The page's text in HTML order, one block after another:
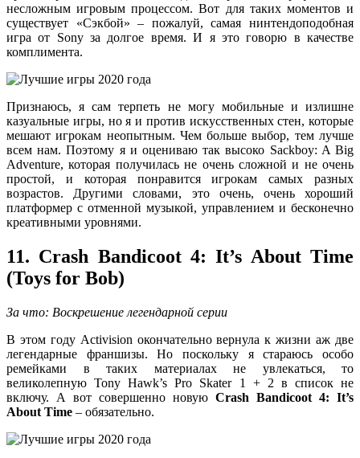
несложным игровым процессом. Вот для таких моментов и
существует «Сэкбой» – пожалуй, самая нинтендоподобная
игра от Sony за долгое время. И я это говорю в качестве
комплимента.
Признаюсь, я сам терпеть не могу мобильные и излишне
казуальные игры, но я и против искусственных стен, которые
мешают игрокам неопытным. Чем больше выбор, тем лучше
всем нам. Поэтому я и оцениваю так высоко Sackboy: A Big
Adventure, которая получилась не очень сложной и не очень
простой, и которая понравится игрокам самых разных
возрастов. Другими словами, это очень, очень хороший
платформер с отменной музыкой, управлением и бесконечно
креативными уровнями.
11. Crash Bandicoot 4: It’s About Time
(Toys for Bob)
За что: Воскрешение легендарной серии
В этом году Activision окончательно вернула к жизни аж две
легендарные франшизы. Но поскольку я стараюсь особо
ремейками в таких материалах не увлекаться, то
великолепную Tony Hawk’s Pro Skater 1 + 2 в список не
включу. А вот совершенно новую Crash Bandicoot 4: It’s
About Time – обязательно.